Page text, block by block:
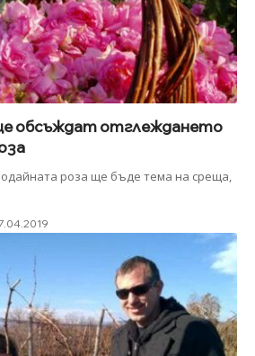
обсъждат отглеждането
роза ще бъде тема на среща,